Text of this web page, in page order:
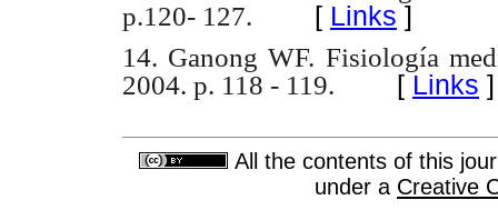
p.120- 127. [ Links ]
14. Ganong WF. Fisiología
2004. p. 118 - 119. [ Links ]
All the contents of this
under a Creative